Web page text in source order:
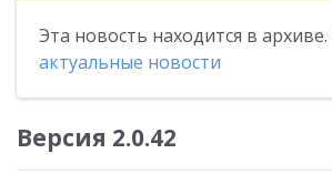
Эта новость находится в
актуальные новости
Версия 2.0.42